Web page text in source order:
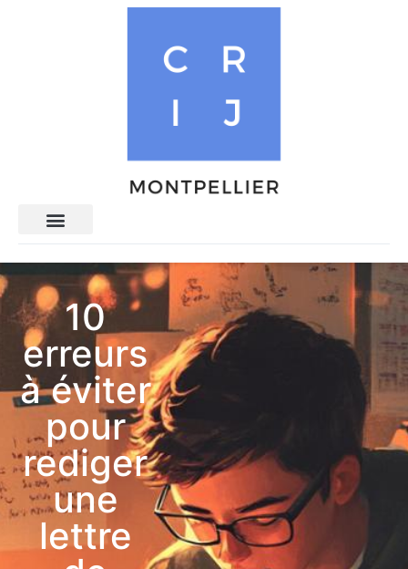
10
erreurs
à éviter
pour
rediger
une
lettre